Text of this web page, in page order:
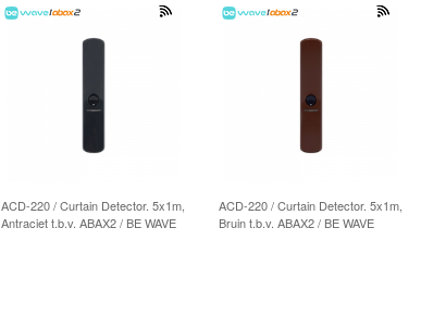
ACD-220 / Curtain Detector. 5x1m,
Antraciet t.b.v. ABAX2 / BE WAVE
ACD-220 / Curtain Detector. 5x1m,
Bruin t.b.v. ABAX2 / BE WAVE